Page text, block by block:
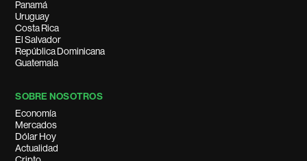
Panamá
Uruguay
Costa Rica
El Salvador
República Dominicana
Guatemala
SOBRE NOSOTROS
Economía
Mercados
Dólar Hoy
Actualidad